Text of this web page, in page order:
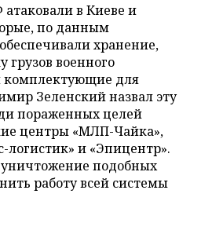
в Киеве и
по данным
хранение,
грузов военного
комплектующие для
Зеленский назвал эту
пораженных целей
центры «МЛП-Чайка»,
логистик» и «Эпицентр».
уничтожение подобных
работу всей системы